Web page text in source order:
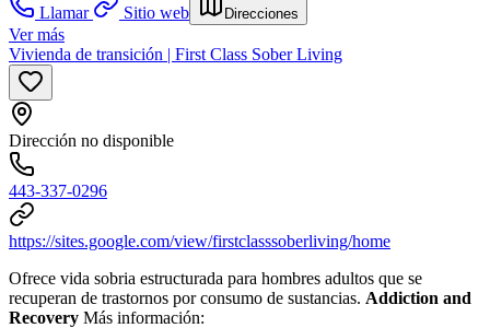
Llamar
Sitio web Direcciones
Ver más
Vivienda de transición | First Class Sober Living
Dirección no disponible
443-337-0296
https://sites.google.com/view/firstclasssoberliving/home
Ofrece vida sobria estructurada para hombres adultos que se
recuperan de trastornos por consumo de sustancias. Addiction and
Recovery Más información: